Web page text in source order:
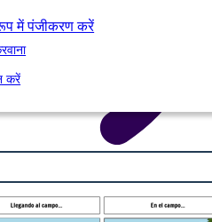
में पंजीकरण करें
करें